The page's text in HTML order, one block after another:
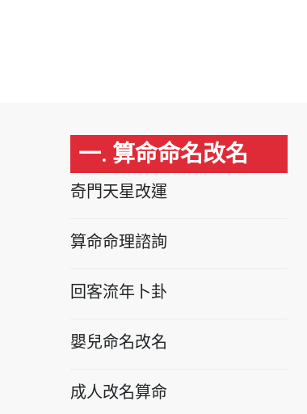
一. 算命命名改名
奇門天星改運
算命命理諮詢
回客流年卜卦
嬰兒命名改名
成人改名算命